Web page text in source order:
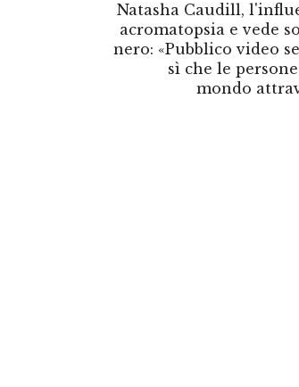
Natasha Caudill,
acromatopsia e vede
nero: «Pubblico video
sì che le
mondo